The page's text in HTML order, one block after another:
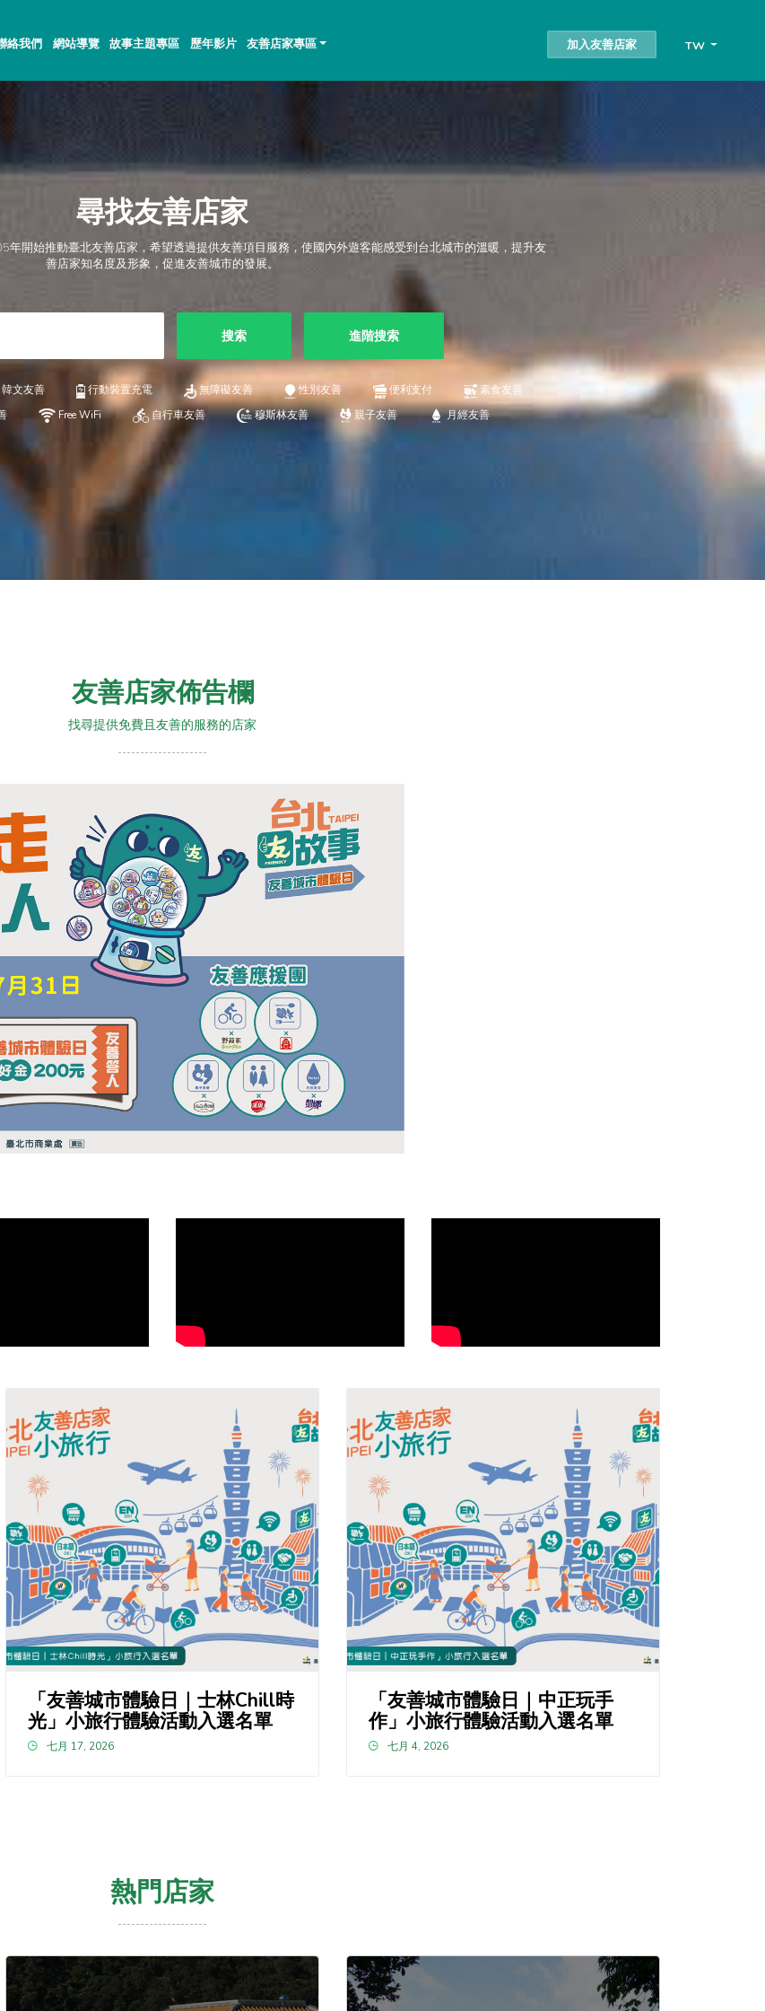
絡我們 網站導覽 故事主題專區 歷年影片 友善店家專區 加入友善店家 TW
尋找友善店家
年開始推動臺北友善店家，希望透過提供友善項目服務，使國內外遊客能感受到台北城市的溫暖，提升友
善店家知名度及形象，促進友善城市的發展。
搜索 進階搜索
韓文友善 行動裝置充電 無障礙友善 性別友善 便利支付
素食友善
Free WiFi 自行車友善 穆斯林友善 親子友善 月經友善
友善店家佈告欄
找尋提供免費且友善的服務的店家
「友善城市體驗日｜士林Chill時
光」小旅行體驗活動入選名單
七月 17, 2026
「友善城市體驗日｜中正玩手
作」小旅行體驗活動入選名單
七月 4, 2026
熱門店家